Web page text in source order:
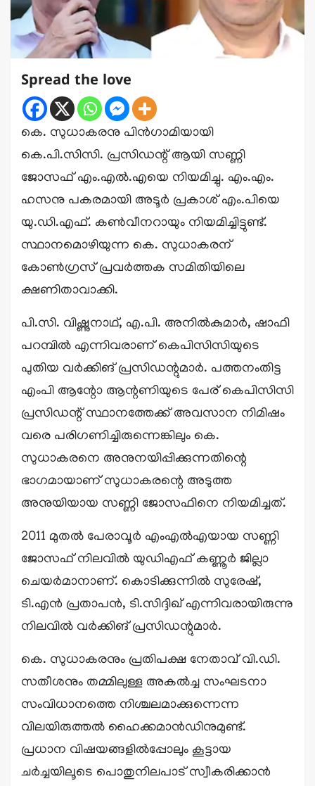
Spread the love
കെ. സുധാകരനു പിൻഗാമിയായി
കെ.പി.സിസി. പ്രസിഡന്റ് ആയി സണ്ണി
ജോസഫ് എം.എൽ.എയെ നിയമിച്ചു. എം.എം.
ഹസനു പകരമായി അടൂർ പ്രകാശ് എം.പിയെ
യു.ഡി.എഫ്. കൺവീനറായും നിയമിച്ചിട്ടുണ്ട്.
സ്ഥാനമൊഴിയുന്ന കെ. സുധാകരന്
കോൺഗ്രസ് പ്രവർത്തക സമിതിയിലെ
ക്ഷണിതാവാക്കി.
പി.സി. വിഷ്ണുനാഥ്, എ.പി. അനിൽകുമാർ, ഷാഫി
പറമ്പിൽ എന്നിവരാണ് കെപിസിസിയുടെ
പുതിയ വർക്കിങ് പ്രസിഡന്റുമാർ. പത്തനംതിട്ട
എംപി ആന്റോ ആന്റണിയുടെ പേര് കെപിസിസി
പ്രസിഡന്റ് സ്ഥാനത്തേക്ക് അവസാന നിമിഷം
വരെ പരിഗണിച്ചിരുന്നെങ്കിലും കെ.
സുധാകരനെ അനുനയിപ്പിക്കുന്നതിന്റെ
ഭാഗമായാണ് സുധാകരന്റെ അടുത്ത
അനുയിയായ സണ്ണി ജോസഫിനെ നിയമിച്ചത്.
2011 മുതൽ പേരാവൂർ എംഎൽഎയായ സണ്ണി
ജോസഫ് നിലവിൽ യുഡിഎഫ് കണ്ണൂർ ജില്ലാ
ചെയർമാനാണ്. കൊടിക്കുന്നിൽ സുരേഷ്,
ടി.എൻ പ്രതാപൻ, ടി.സിദ്ദിഖ് എന്നിവരായിരുന്നു
നിലവിൽ വർക്കിങ് പ്രസിഡന്റുമാർ.
കെ. സുധാകരനും പ്രതിപക്ഷ നേതാവ് വി.ഡി.
സതീശനും തമ്മിലുള്ള അകല്‍ച്ച സംഘടനാ
സംവിധാനത്തെ നിശ്ചലമാക്കുന്നെന്ന
വിലയിരുത്തല്‍ ഹൈക്കമാന്‍ഡിനുമുണ്ട്.
പ്രധാന വിഷയങ്ങളില്‍പ്പോലും കൂട്ടായ
ചര്‍ച്ചയിലൂടെ പൊതുനിലപാട് സ്വീകരിക്കാന്‍